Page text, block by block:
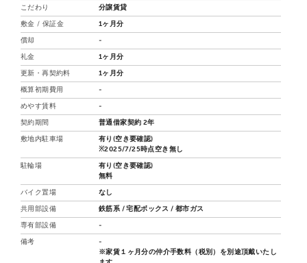
こだわり 分譲賃貸
敷金 / 保証金 1ヶ月分
償却 -
礼金 1ヶ月分
更新・再契約料 1ヶ月分
概算初期費用 -
めやす賃料 -
契約期間 普通借家契約 2年
敷地内駐車場
有り(空き要確認)
※2025/7/25時点空き無し
駐輪場
有り(空き要確認)
無料
バイク置場 なし
共用部設備 鉄筋系 / 宅配ボックス / 都市ガス
専有部設備 -
備考
-
※家賃１ヶ月分の仲介手数料（税別）を別途頂戴いたし